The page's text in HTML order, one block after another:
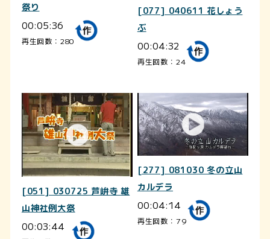
祭り
00:05:36
再生回数：280
[077] 040611 花しょう
ぶ
00:04:32
再生回数：24
[051] 030725 芦峅寺 雄
山神社例大祭
00:03:44
[277] 081030 冬の立山
カルデラ
00:04:14
再生回数：79